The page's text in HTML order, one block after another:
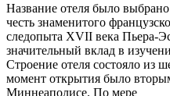
Название отеля было
честь знаменитого
следопыта XVII века Пьера-
значительный вклад в
Строение отеля состояло из
момент открытия было
Миннеаполисе. По мере